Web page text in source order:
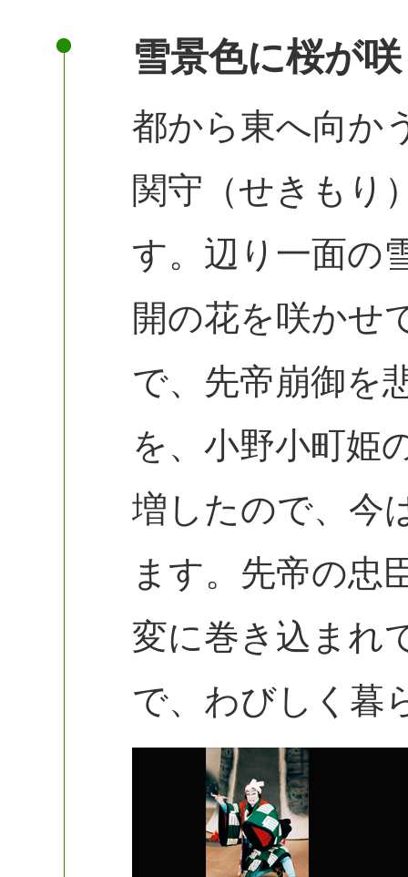
雪景色に桜が
都から東へ向か
関守（せきもり
す。辺り一面の
開の花を咲かせ
で、先帝崩御を
を、小野小町姫
増したので、今
ます。先帝の忠
変に巻き込まれ
で、わびしく暮